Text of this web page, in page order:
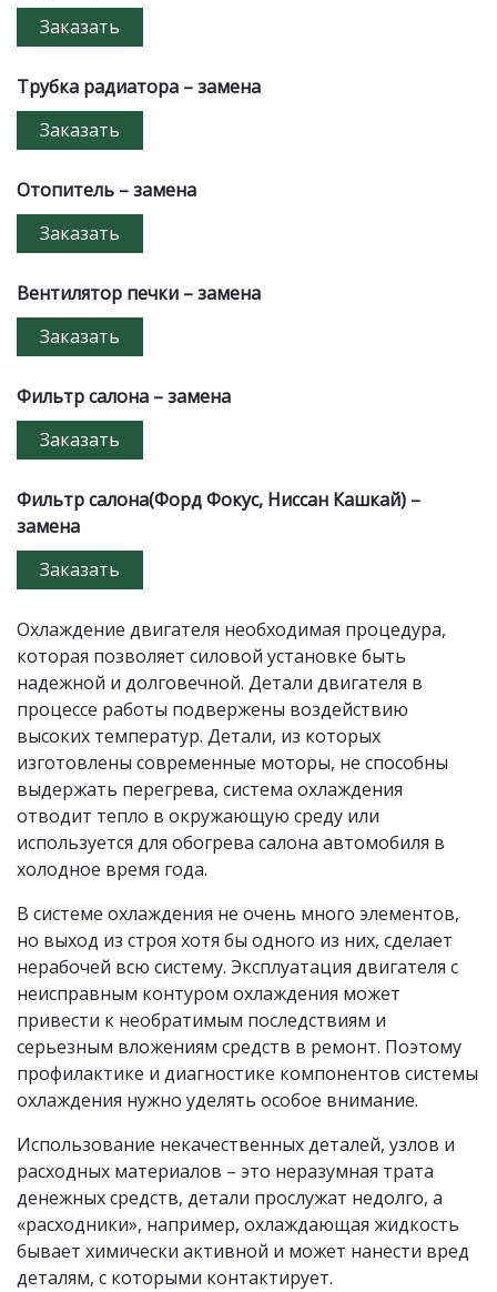
Заказать
Трубка радиатора – замена
Заказать
Отопитель – замена
Заказать
Вентилятор печки – замена
Заказать
Фильтр салона – замена
Заказать
Фильтр салона(Форд Фокус, Ниссан Кашкай) –
замена
Заказать
Охлаждение двигателя необходимая процедура,
которая позволяет силовой установке быть
надежной и долговечной. Детали двигателя в
процессе работы подвержены воздействию
высоких температур. Детали, из которых
изготовлены современные моторы, не способны
выдержать перегрева, система охлаждения
отводит тепло в окружающую среду или
используется для обогрева салона автомобиля в
холодное время года.
В системе охлаждения не очень много элементов,
но выход из строя хотя бы одного из них, сделает
нерабочей всю систему. Эксплуатация двигателя с
неисправным контуром охлаждения может
привести к необратимым последствиям и
серьезным вложениям средств в ремонт. Поэтому
профилактике и диагностике компонентов системы
охлаждения нужно уделять особое внимание.
Использование некачественных деталей, узлов и
расходных материалов – это неразумная трата
денежных средств, детали прослужат недолго, а
«расходники», например, охлаждающая жидкость
бывает химически активной и может нанести вред
деталям, с которыми контактирует.